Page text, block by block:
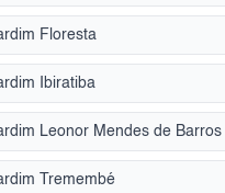
Floresta
Ibiratiba
Leonor Mendes de Barros
Tremembé